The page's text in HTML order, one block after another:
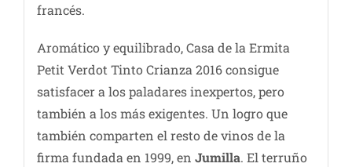
francés.
Aromático y equilibrado, Casa de la Ermita
Petit Verdot Tinto Crianza 2016 consigue
satisfacer a los paladares inexpertos, pero
también a los más exigentes. Un logro que
también comparten el resto de vinos de la
firma fundada en 1999, en Jumilla. El terruño